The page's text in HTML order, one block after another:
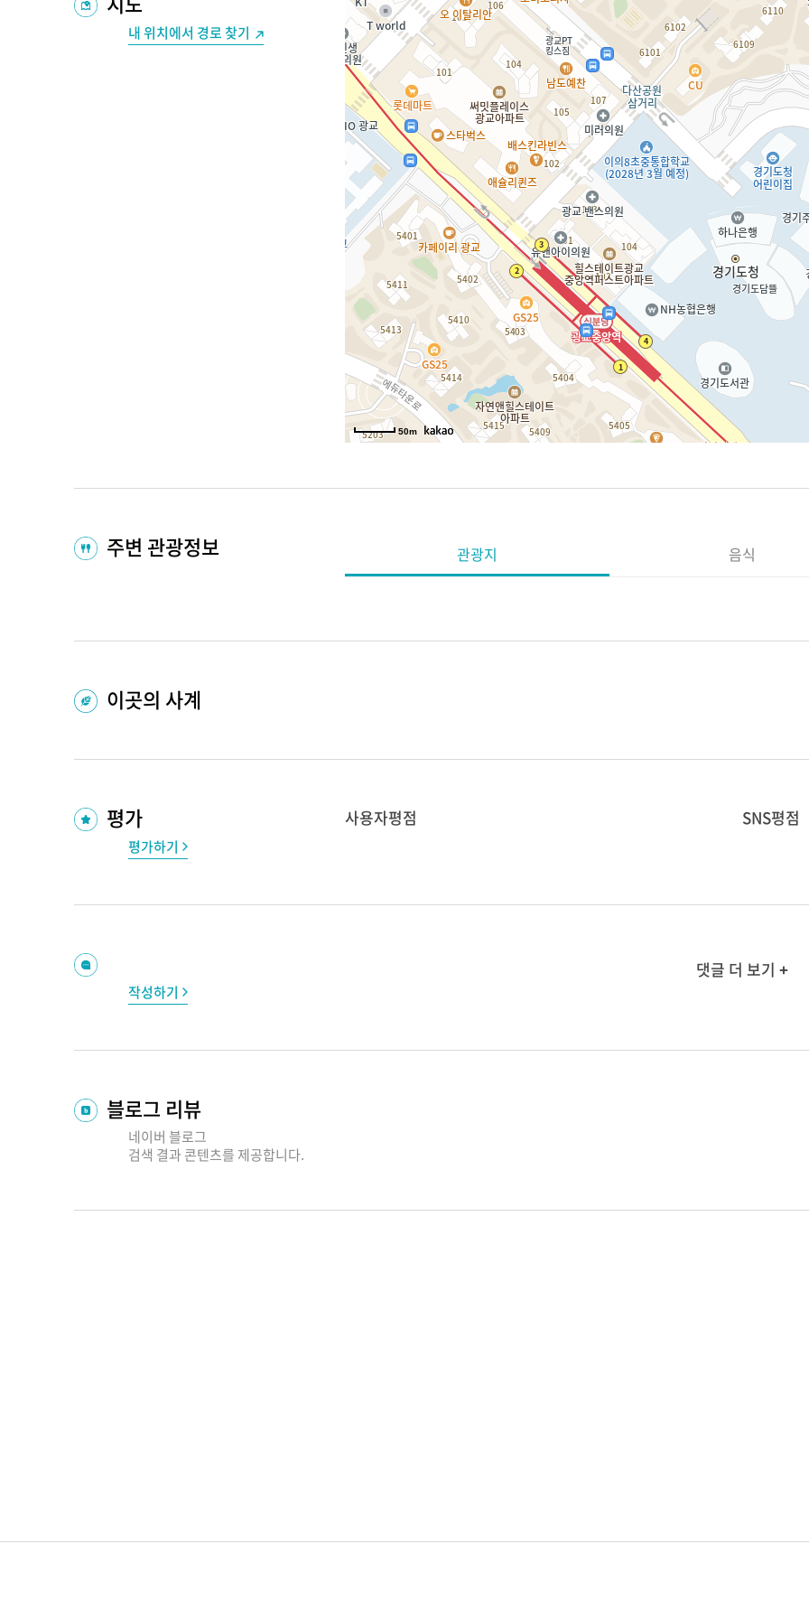
지도
내 위치에서 경로 찾기
50m
주변 관광정보 관광지 음식
이곳의 사계
평가
평가하기
사용자평점 SNS평점
작성하기
댓글 더 보기 +
블로그 리뷰
네이버 블로그
검색 결과 콘텐츠를 제공합니다.